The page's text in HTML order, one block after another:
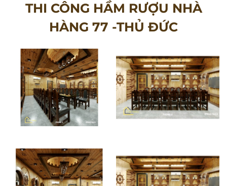
THI CÔNG HẦM RƯỢU NHÀ
HÀNG 77 -THỦ ĐỨC